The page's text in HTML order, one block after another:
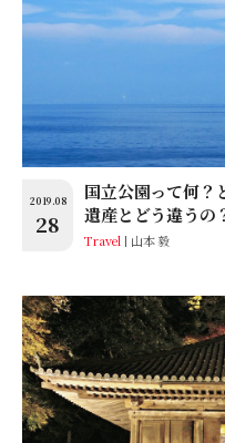
2019.08
28
国立公園って何？
遺産とどう違うの
Travel 山本 毅